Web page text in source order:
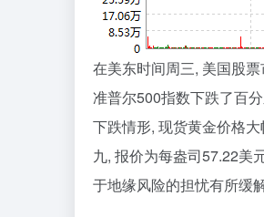
在美东时间周三, 美国股
准普尔500指数下跌了百
下跌情形, 现货黄金价格
九, 报价为每盎司57.22美
于地缘风险的担忧有所缓